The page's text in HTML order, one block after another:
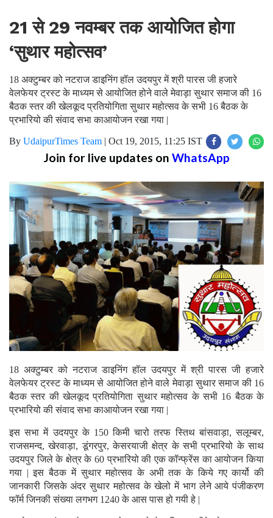
21 से 29 नवम्बर तक आयोजित होगा
‘सुथार महोत्सव’
18 अक्टुम्बर को नटराज डाइनिंग हॉल उदयपुर में श्री पारस जी हजारे
वेलफेयर ट्रस्ट के माध्यम से आयोजित होने वाले मेवाड़ा सुथार समाज की 16
बैठक स्तर की खेलकूद प्रतियोगिता सुथार महोत्सव के सभी 16 बैठक के
प्रभारियो की संवाद सभा काआयोजन रखा गया |
By UdaipurTimes Team | Oct 19, 2015, 11:25 IST
Join for live updates on WhatsApp
18 अक्टुम्बर को नटराज डाइनिंग हॉल उदयपुर में श्री पारस जी हजारे
वेलफेयर ट्रस्ट के माध्यम से आयोजित होने वाले मेवाड़ा सुथार समाज की 16
बैठक स्तर की खेलकूद प्रतियोगिता सुथार महोत्सव के सभी 16 बैठक के
प्रभारियो की संवाद सभा काआयोजन रखा गया |
इस सभा में उदयपुर के 150 किमी चारो तरफ स्तिथ बांसवाड़ा, सलूम्बर,
राजसमन्द, खेरवाड़ा, डूंगरपुर, केसरयाजी क्षेत्र के सभी प्रभारियो के साथ
उदयपुर जिले के क्षेत्र के 60 प्रभारियो की एक कॉन्फ्रेंस का आयोजन किया
गया | इस बैठक में सुथार महोत्सव के अभी तक के किये गए कार्यो की
जानकारी जिसके अंदर सुथार महोत्सव के खेलो में भाग लेने आये पंजीकरण
फॉर्म जिनकी संख्या लगभग 1240 के आस पास हो गयी हे |